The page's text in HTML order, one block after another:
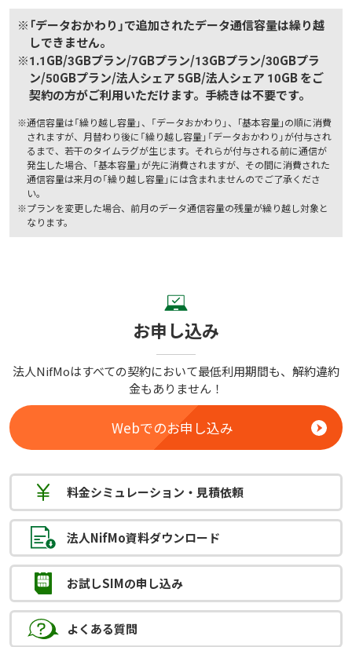
※ 「データおかわり」で追加されたデータ通信容量は繰り越
しできません。
※1.1GB/3GBプラン/7GBプラン/13GBプラン/30GBプラ
ン/50GBプラン/法人シェア 5GB/法人シェア 10GB をご
契約の方がご利用いただけます。手続きは不要です。
※通信容量は「繰り越し容量」、「データおかわり」、｢基本容量｣の順に消費
されますが、月替わり後に「繰り越し容量」「データおかわり」が付与され
るまで、若干のタイムラグが生じます。それらが付与される前に通信が
発生した場合、「基本容量」が先に消費されますが、その間に消費された
通信容量は来月の「繰り越し容量」には含まれませんのでご了承くださ
い。
※プランを変更した場合、前月のデータ通信容量の残量が繰り越し対象と
なります。
お申し込み
法人NifMoはすべての契約において最低利用期間も、解約違約
金もありません！
Webでのお申し込み
料金シミュレーション ・見積依頼
法人NifMo資料ダウンロード
お試しSIMの申し込み
よくある質問